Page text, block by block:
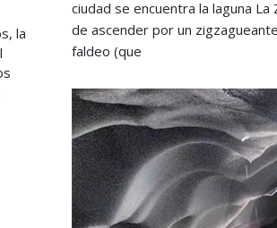
la
ciudad se encuentra la laguna La
de ascender por un
faldeo (que